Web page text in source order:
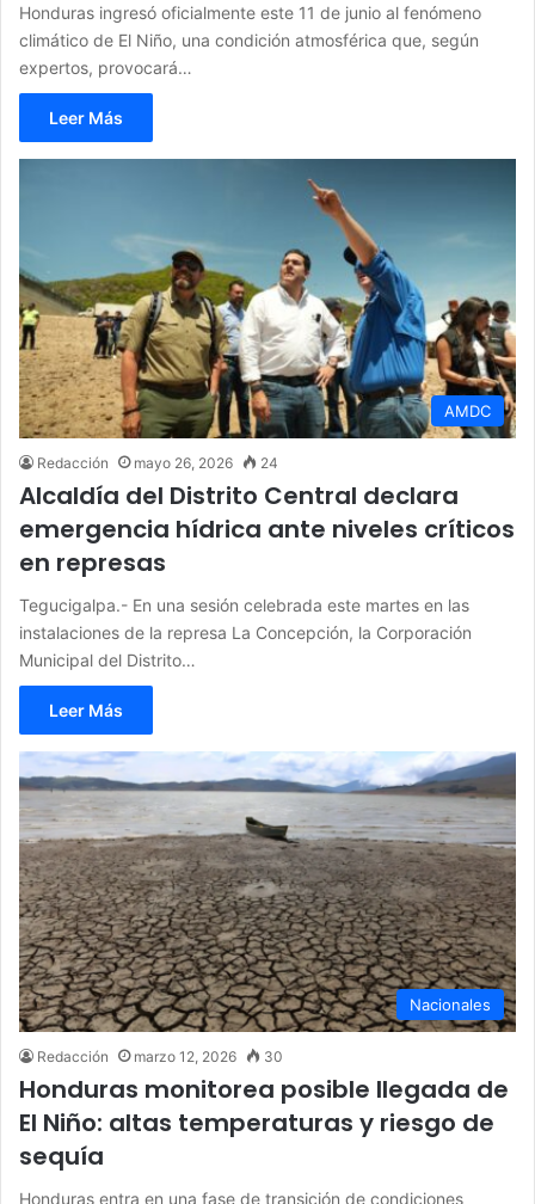
Honduras ingresó oficialmente este 11 de junio al fenómeno
climático de El Niño, una condición atmosférica que, según
expertos, provocará…
Leer Más
AMDC
Redacción mayo 26, 2026 24
Alcaldía del Distrito Central declara
emergencia hídrica ante niveles críticos
en represas
Tegucigalpa.- En una sesión celebrada este martes en las
instalaciones de la represa La Concepción, la Corporación
Municipal del Distrito…
Leer Más
Nacionales
Redacción marzo 12, 2026 30
Honduras monitorea posible llegada de
El Niño: altas temperaturas y riesgo de
sequía
Honduras entra en una fase de transición de condiciones